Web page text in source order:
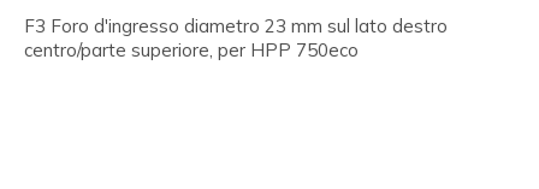
F3 Foro d'ingresso diametro 23 mm sul lato destro
centro/parte superiore, per HPP 750eco